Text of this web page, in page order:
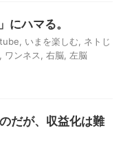
にハマる。
いまを楽しむ
ネトじ
ワンネス 右脳 左脳
だが、収益化は難